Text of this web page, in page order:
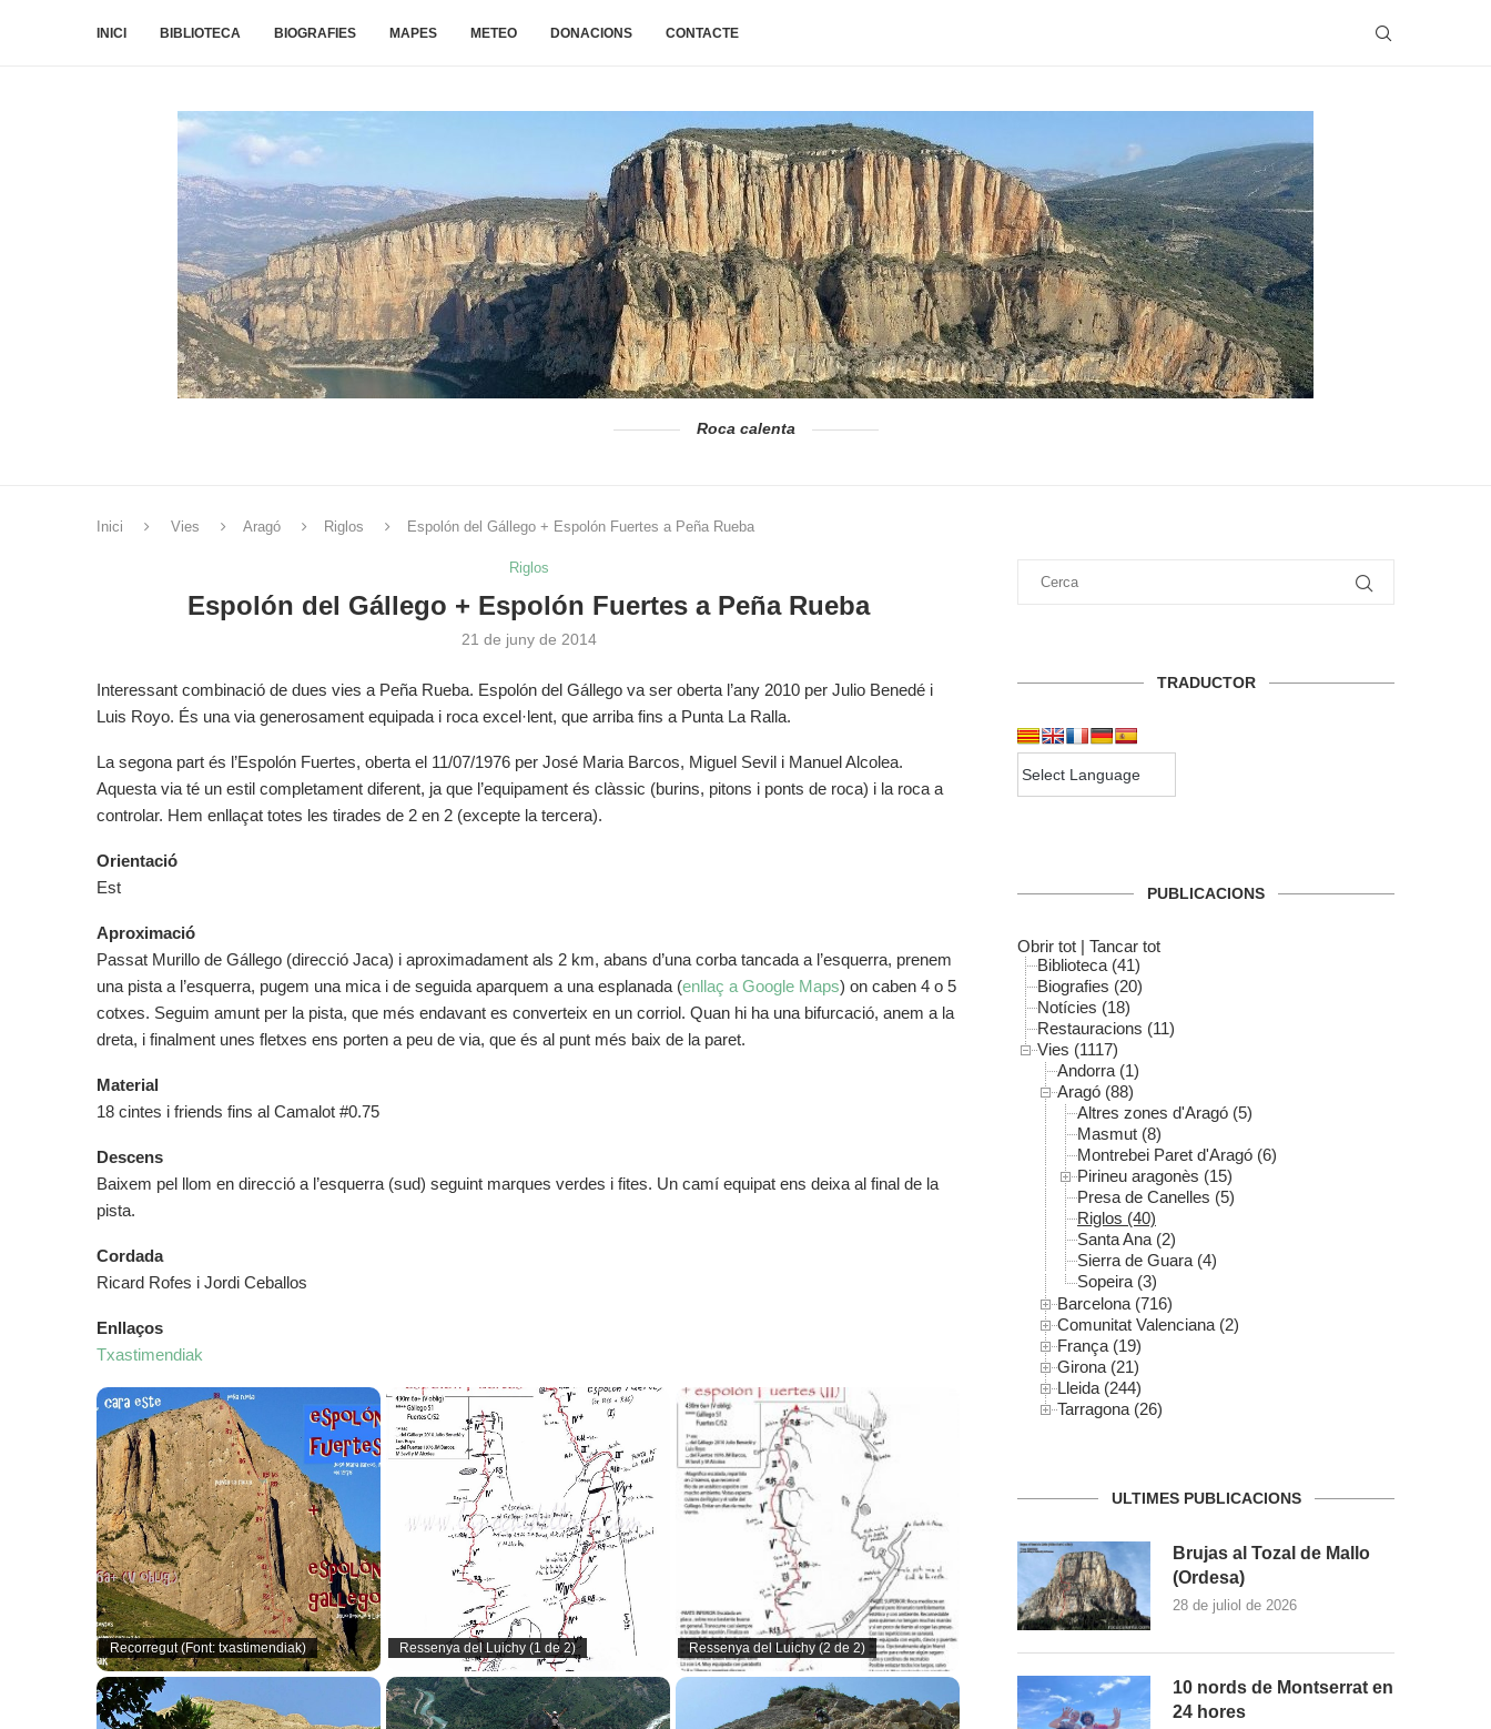
INICI BIBLIOTECA BIOGRAFIES MAPES METEO DONACIONS CONTACTE
Roca calenta
Inici Vies Aragó Riglos Espolón del Gállego + Espolón Fuertes a Peña Rueba
Riglos
Espolón del Gállego + Espolón Fuertes a Peña Rueba
21 de juny de 2014
Interessant combinació de dues vies a Peña Rueba. Espolón del Gállego va ser oberta l’any 2010 per Julio Benedé i
Luis Royo. És una via generosament equipada i roca excel·lent, que arriba fins a Punta La Ralla.
La segona part és l’Espolón Fuertes, oberta el 11/07/1976 per José Maria Barcos, Miguel Sevil i Manuel Alcolea.
Aquesta via té un estil completament diferent, ja que l’equipament és clàssic (burins, pitons i ponts de roca) i la roca a
controlar. Hem enllaçat totes les tirades de 2 en 2 (excepte la tercera).
Orientació
Est
Aproximació
Passat Murillo de Gállego (direcció Jaca) i aproximadament als 2 km, abans d’una corba tancada a l’esquerra, prenem
una pista a l’esquerra, pugem una mica i de seguida aparquem a una esplanada (enllaç a Google Maps) on caben 4 o 5
cotxes. Seguim amunt per la pista, que més endavant es converteix en un corriol. Quan hi ha una bifurcació, anem a la
dreta, i finalment unes fletxes ens porten a peu de via, que és al punt més baix de la paret.
Material
18 cintes i friends fins al Camalot #0.75
Descens
Baixem pel llom en direcció a l’esquerra (sud) seguint marques verdes i fites. Un camí equipat ens deixa al final de la
pista.
Cordada
Ricard Rofes i Jordi Ceballos
Enllaços
Txastimendiak
Recorregut (Font: txastimendiak) Ressenya del Luichy (1 de 2) Ressenya del Luichy (2 de 2)
TRADUCTOR
PUBLICACIONS
Obrir tot | Tancar tot
Biblioteca (41)
Biografies (20)
Notícies (18)
Restauracions (11)
Vies (1117)
Andorra (1)
Aragó (88)
Altres zones d'Aragó (5)
Masmut (8)
Montrebei Paret d'Aragó (6)
Pirineu aragonès (15)
Presa de Canelles (5)
Riglos (40)
Santa Ana (2)
Sierra de Guara (4)
Sopeira (3)
Barcelona (716)
Comunitat Valenciana (2)
França (19)
Girona (21)
Lleida (244)
Tarragona (26)
ULTIMES PUBLICACIONS
Brujas al Tozal de Mallo
(Ordesa)
28 de juliol de 2026
10 nords de Montserrat en
24 hores